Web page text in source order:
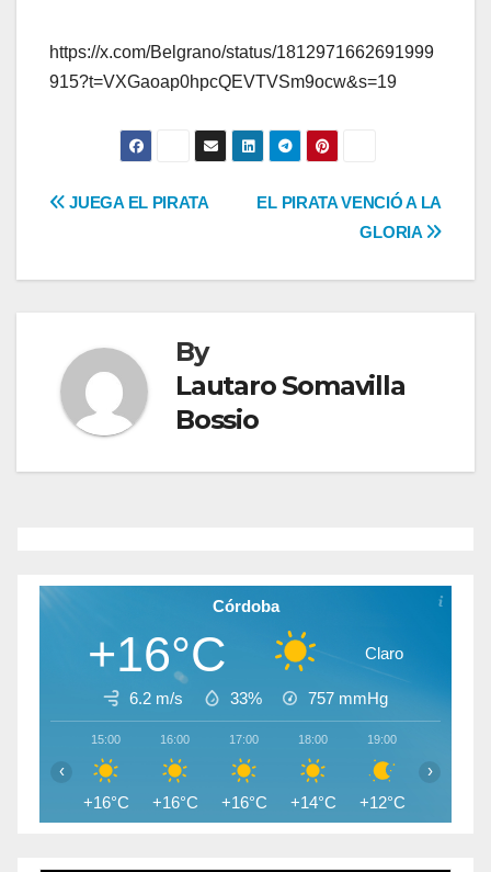
https://x.com/Belgrano/status/1812971662691999
915?t=VXGaoap0hpcQEVTVSm9ocw&s=19
Navegación
EL PIRATA VENCIÓ A LA
GLORIA
JUEGA EL PIRATA
By
Lautaro Somavilla
Bossio
Córdoba
+16°C Claro
6.2 m/s 33% 757 mmHg
15:00
+16°C
16:00
+16°C
17:00
+16°C
18:00
+14°C
19:00
+12°C
‹ ›